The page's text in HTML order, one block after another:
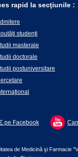
rapid la secţiunile :
studenţi
masterale
doctorale
postuniversitare
pe Facebook
de Medicină şi Farmacie